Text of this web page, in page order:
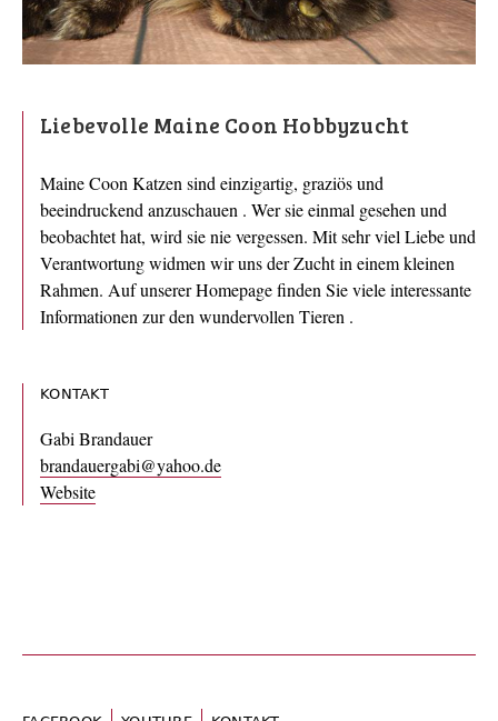
Liebevolle Maine Coon Hobbyzucht
Maine Coon Katzen sind einzigartig, graziös und
beeindruckend anzuschauen . Wer sie einmal gesehen und
beobachtet hat, wird sie nie vergessen. Mit sehr viel Liebe und
Verantwortung widmen wir uns der Zucht in einem kleinen
Rahmen. Auf unserer Homepage finden Sie viele interessante
Informationen zur den wundervollen Tieren .
KONTAKT
Gabi Brandauer
brandauergabi@yahoo.de
Website